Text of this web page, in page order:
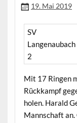
19. Mai 2019
SV
Langenaubach
2
Mit 17 Ringen
Rückkampf
holen. Harald
Mannschaft